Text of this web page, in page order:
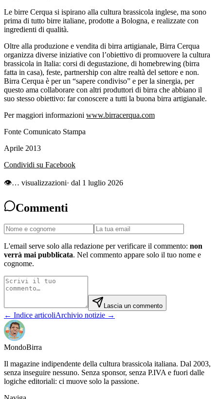
Le birre Cerqua si ispirano alla cultura brassicola inglese, ma sono
prima di tutto birre italiane, prodotte a Bologna, e realizzate con
ingredienti di qualità.
Oltre alla produzione e vendita di birra artigianale, Birra Cerqua
organizza diverse iniziative con l’obiettivo di promuovere la cultura
brassicola in Italia: corsi di degustazione, di homebrewing (birra
fatta in casa), feste, partnership con altre realtà del settore e non.
Birra Cerqua è per un “sapere condiviso” e per la sinergia, per
questo ama collaborare con altri produttori di birra che abbiano il
suo stesso obiettivo: far conoscere a tutti la buona birra artigianale.
Per maggiori informazioni www.birracerqua.com
Fonte Comunicato Stampa
Aprile 2013
Condividi su Facebook
👁… visualizzazioni· dal 1 luglio 2026
Commenti
L'email serve solo alla redazione per verificare il commento: non
verrà mai pubblicata. Nel commento appare solo il tuo nome e
cognome.
Lascia un commento
← Indice articoliArchivio notizie →
MondoBirra
Il magazine indipendente della cultura brassicola italiana. Dal 2003,
senza inseguire nessuno. Senza sponsor, senza P.IVA e fuori dalle
logiche editoriali: ci muove solo la passione.